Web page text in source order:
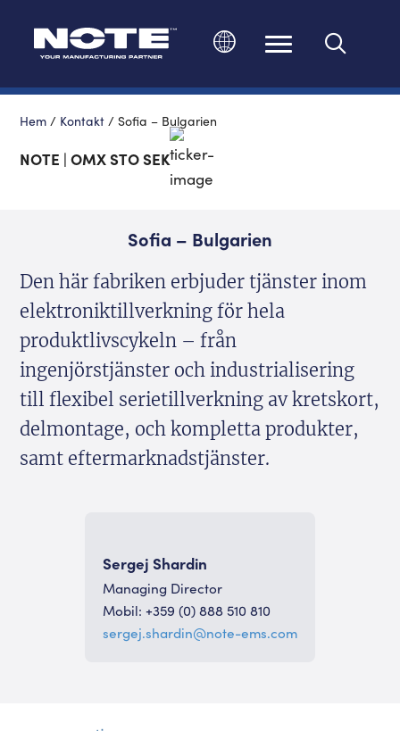
Hem / Kontakt /Sofia – Bulgarien
NOTE | OMX STO SEK
Sofia – Bulgarien
Den här fabriken erbjuder tjänster inom
elektroniktillverkning för hela
produktlivscykeln – från
ingenjörstjänster och industrialisering
till flexibel serietillverkning av kretskort,
delmontage, och kompletta produkter,
samt eftermarknadstjänster.
Sergej Shardin
Managing Director
Mobil: +359 (0) 888 510 810
sergej.shardin@note-ems.com